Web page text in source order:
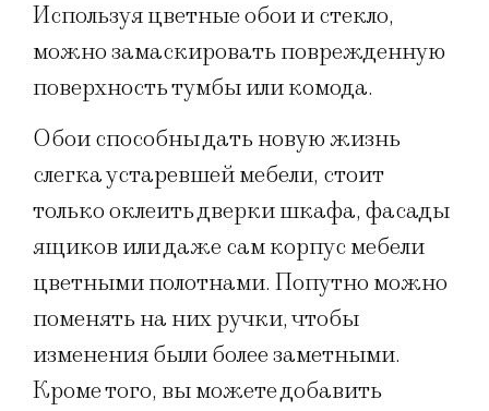
Используя цветные обои и стекло,
можно замаскировать поврежденную
поверхность тумбы или комода.
Обои способны дать новую жизнь
слегка устаревшей мебели, стоит
только оклеить дверки шкафа, фасады
ящиков или даже сам корпус мебели
цветными полотнами. Попутно можно
поменять на них ручки, чтобы
изменения были более заметными.
Кроме того, вы можете добавить